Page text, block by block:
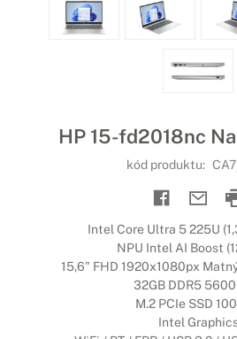
HP 15-fd2018nc
kód produktu:
Intel Core Ultra 5 225U
NPU Intel AI Boost
15,6" FHD 1920x1080px
32GB DDR5
M.2 PCIe SSD
Intel